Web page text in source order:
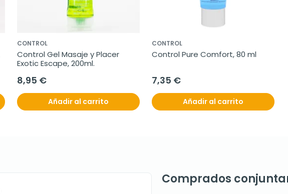
CONTROL
Control Gel Masaje y Placer
Exotic Escape, 200ml.
8,95 €
Añadir al carrito
CONTROL
Control Pure Comfort, 80 ml
7,35 €
Añadir al carrito
Comprados